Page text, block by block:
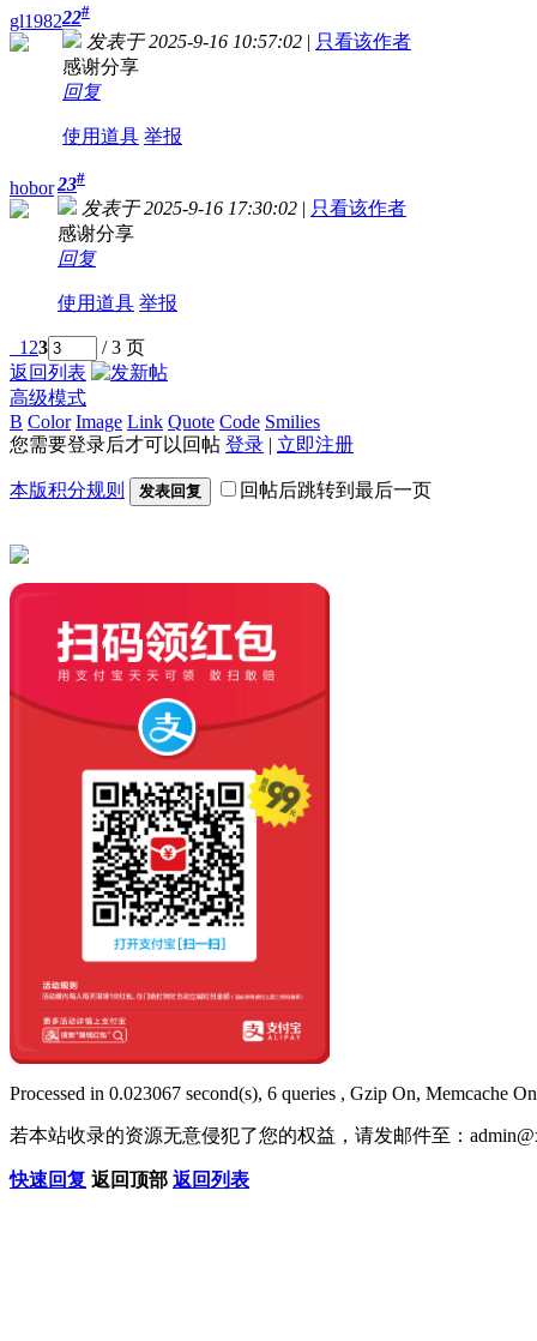
gl198222#
发表于 2025-9-16 10:57:02 | 只看该作者
感谢分享
回复
使用道具 举报
hobor23#
发表于 2025-9-16 17:30:02 | 只看该作者
感谢分享
回复
使用道具 举报
1 23
/ 3 页
返回列表
高级模式
B Color Image Link Quote Code Smilies
您需要登录后才可以回帖 登录 | 立即注册
本版积分规则 发表回复 回帖后跳转到最后一页
Processed in 0.023067 second(s), 6 queries , Gzip On, Memcache
若本站收录的资源无意侵犯了您的权益，请发邮件至：
快速回复 返回顶部 返回列表